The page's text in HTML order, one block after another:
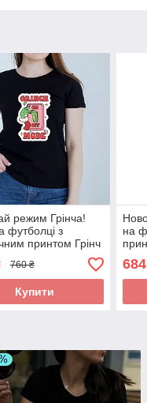
режим Грінча!
футболці з
принтом Грінч
760 ₴
Купити
на
684